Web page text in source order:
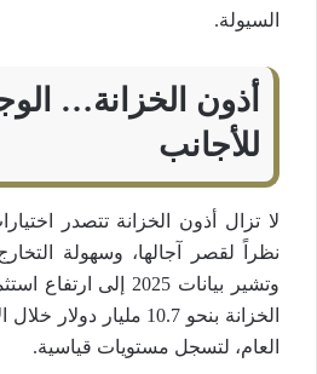
السيولة.
أذون الخزانة…
للأجانب
لا تزال أذون الخزانة تتصدر
نظراً لقصر آجالها، وسهولة
وتشير بيانات 2025
الخزانة بنحو 10.7 مليار
العام، لتسجل مستويات قياسية.